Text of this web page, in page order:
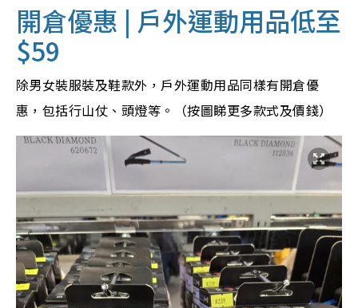
開倉優惠 | 戶外運動用品低至
$59
除男女裝服裝及鞋款外，戶外運動用品同樣有開倉優
惠，包括行山仗、頭燈等。（按圖睇更多款式及價錢）